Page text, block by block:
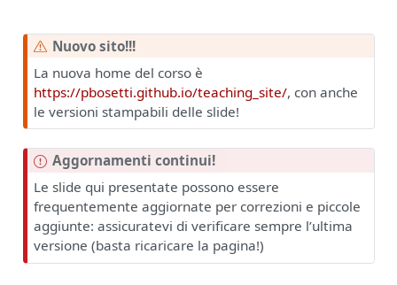
A
v
i
s
Nuovo sito!!!
La nuova home del corso è
https://pbosetti.github.io/teaching_site/, con anche
le versioni stampabili delle slide!
I
m
o
r
Aggornamenti continui!
Le slide qui presentate possono essere
frequentemente aggiornate per correzioni e piccole
aggiunte: assicuratevi di verificare sempre l’ultima
versione (basta ricaricare la pagina!)